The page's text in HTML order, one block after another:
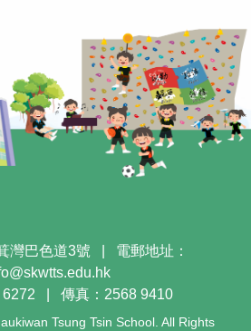
灣巴色道3號
電郵地址：
傳真：2568 9410
Tsung Tsin School. All Rights